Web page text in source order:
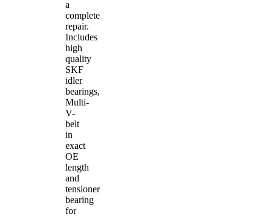
a
complete
repair.
Includes
high
quality
SKF
idler
bearings,
Multi-
V-
belt
in
exact
OE
length
and
tensioner
bearing
for